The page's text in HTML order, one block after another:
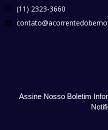
(11) 2323-3660
Assine Nosso Boletim